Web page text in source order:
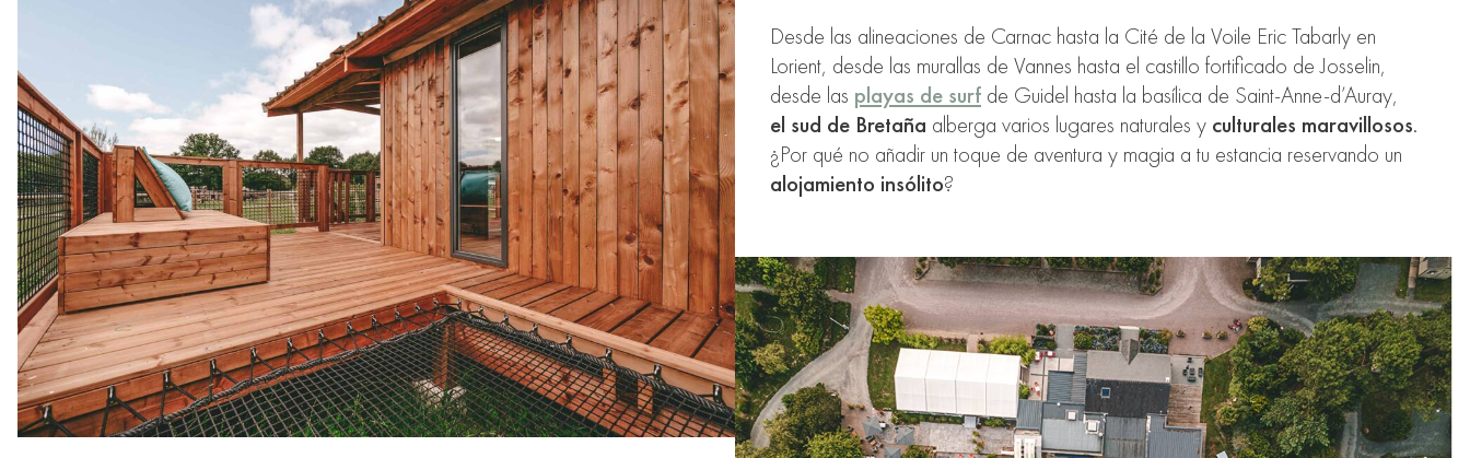
Desde las alineaciones de Carnac hasta la Cité de la Voile Eric Tabarly en
Lorient, desde las murallas de Vannes hasta el castillo fortificado de Josselin,
desde las playas de surf de Guidel hasta la basílica de Saint-Anne-d’Auray,
el sud de Bretaña alberga varios lugares naturales y culturales maravillosos.
¿Por qué no añadir un toque de aventura y magia a tu estancia reservando un
alojamiento insólito?